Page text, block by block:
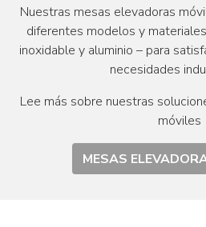
Nuestras mesas elevadoras
diferentes modelos y
inoxidable y aluminio – para
necesidades
Lee más sobre nuestras
móviles
MESAS